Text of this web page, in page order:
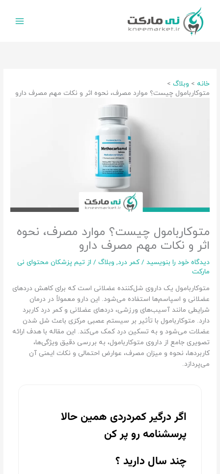
خانه
وبلاگ
متوکاربامول چیست؟ موارد مصرف، نحوه اثر و نکات مهم مصرف دارو
متوکاربامول چیست؟ موارد مصرف، نحوه
اثر و نکات مهم مصرف دارو
دیدگاه‌ خود را بنویسید /کمر درد, وبلاگ / از تیم پزشکان محتوای نی
مارکت
متوکاربامول یک داروی شل‌کننده عضلانی است که برای کاهش دردهای
عضلانی و اسپاسم‌ها استفاده می‌شود. این دارو معمولاً در درمان
شرایطی مانند آسیب‌های ورزشی، دردهای عضلانی و کمر درد کاربرد
دارد. متوکاربامول با تأثیر بر سیستم عصبی مرکزی باعث شل شدن
عضلات می‌شود و به تسکین درد کمک می‌کند. این مقاله با هدف ارائه
تصویری جامع از داروی متوکاربامول، به بررسی دقیق ویژگی‌ها،
کاربردها، نحوه و میزان مصرف، عوارض احتمالی و نکات ایمنی آن
می‌پردازد.